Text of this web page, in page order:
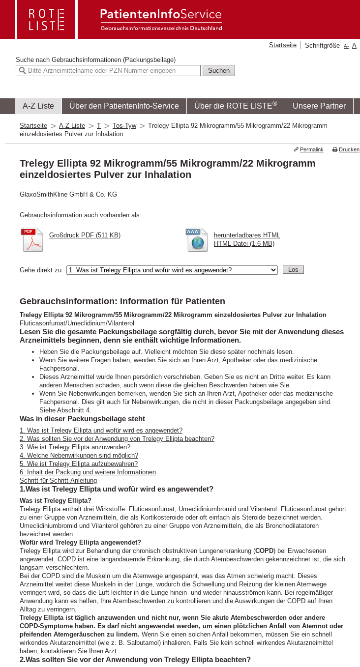
Suche nach Gebrauchsinformationen (Packungsbeilage)
A-Z Liste Über den PatientenInfo-Service Über die ROTE LISTE® Unsere Partner
Startseite Schriftgröße A- A
Startseite A-Z Liste T Tos-Tyw
Trelegy Ellipta 92 Mikrogramm/55 Mikrogramm/22 Mikrogramm
einzeldosiertes Pulver zur Inhalation
Trelegy Ellipta 92 Mikrogramm/55 Mikrogramm/22 Mikrogramm
einzeldosiertes Pulver zur Inhalation
GlaxoSmithKline GmbH & Co. KG
Gebrauchsinformation auch vorhanden als:
Großdruck PDF (511 KB)
herunterladbares HTML
HTML Datei (1.6 MB)
Gehe direkt zu
Gebrauchsinformation: Information für Patienten
Trelegy Ellipta 92 Mikrogramm/55 Mikrogramm/22 Mikrogramm einzeldosiertes Pulver zur Inhalation
Fluticasonfuroat/Umeclidinium/Vilanterol
Lesen Sie die gesamte Packungsbeilage sorgfältig durch, bevor Sie mit der Anwendung dieses
Arzneimittels beginnen, denn sie enthält wichtige Informationen.
Heben Sie die Packungsbeilage auf. Vielleicht möchten Sie diese später nochmals lesen.
Wenn Sie weitere Fragen haben, wenden Sie sich an Ihren Arzt, Apotheker oder das medizinische
Fachpersonal.
Dieses Arzneimittel wurde Ihnen persönlich verschrieben. Geben Sie es nicht an Dritte weiter. Es kann
anderen Menschen schaden, auch wenn diese die gleichen Beschwerden haben wie Sie.
Wenn Sie Nebenwirkungen bemerken, wenden Sie sich an Ihren Arzt, Apotheker oder das medizinische
Fachpersonal. Dies gilt auch für Nebenwirkungen, die nicht in dieser Packungsbeilage angegeben sind.
Siehe Abschnitt 4.
Was in dieser Packungsbeilage steht
1. Was ist Trelegy Ellipta und wofür wird es angewendet?
2. Was sollten Sie vor der Anwendung von Trelegy Ellipta beachten?
3. Wie ist Trelegy Ellipta anzuwenden?
4. Welche Nebenwirkungen sind möglich?
5. Wie ist Trelegy Ellipta aufzubewahren?
6. Inhalt der Packung und weitere Informationen
Schritt-für-Schritt-Anleitung
1.Was ist Trelegy Ellipta und wofür wird es angewendet?
Was ist Trelegy Ellipta?
Trelegy Ellipta enthält drei Wirkstoffe: Fluticasonfuroat, Umeclidiniumbromid und Vilanterol. Fluticasonfuroat gehört
zu einer Gruppe von Arzneimitteln, die als Kortikosteroide oder oft einfach als Steroide bezeichnet werden.
Umeclidiniumbromid und Vilanterol gehören zu einer Gruppe von Arzneimitteln, die als Bronchodilatatoren
bezeichnet werden.
Wofür wird Trelegy Ellipta angewendet?
Trelegy Ellipta wird zur Behandlung der chronisch obstruktiven Lungenerkrankung (COPD) bei Erwachsenen
angewendet. COPD ist eine langandauernde Erkrankung, die durch Atembeschwerden gekennzeichnet ist, die sich
langsam verschlechtern.
Bei der COPD sind die Muskeln um die Atemwege angespannt, was das Atmen schwierig macht. Dieses
Arzneimittel weitet diese Muskeln in der Lunge, wodurch die Schwellung und Reizung der kleinen Atemwege
verringert wird, so dass die Luft leichter in die Lunge hinein- und wieder hinausströmen kann. Bei regelmäßiger
Anwendung kann es helfen, Ihre Atembeschwerden zu kontrollieren und die Auswirkungen der COPD auf Ihren
Alltag zu verringern.
Trelegy Ellipta ist täglich anzuwenden und nicht nur, wenn Sie akute Atembeschwerden oder andere
COPD‑Symptome haben. Es darf nicht angewendet werden, um einen plötzlichen Anfall von Atemnot oder
pfeifenden Atemgeräuschen zu lindern. Wenn Sie einen solchen Anfall bekommen, müssen Sie ein schnell
wirkendes Akutarzneimittel (wie z. B. Salbutamol) inhalieren. Falls Sie kein schnell wirkendes Akutarzneimittel
haben, kontaktieren Sie Ihren Arzt.
2.Was sollten Sie vor der Anwendung von Trelegy Ellipta beachten?
Permalink Drucken